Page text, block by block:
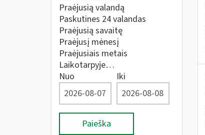
Praėjusią valandą
Paskutines 24 valandas
Praėjusią savaitę
Praėjusį mėnesį
Praėjusiais metais
Laikotarpyje…
Nuo
Iki
Paieška